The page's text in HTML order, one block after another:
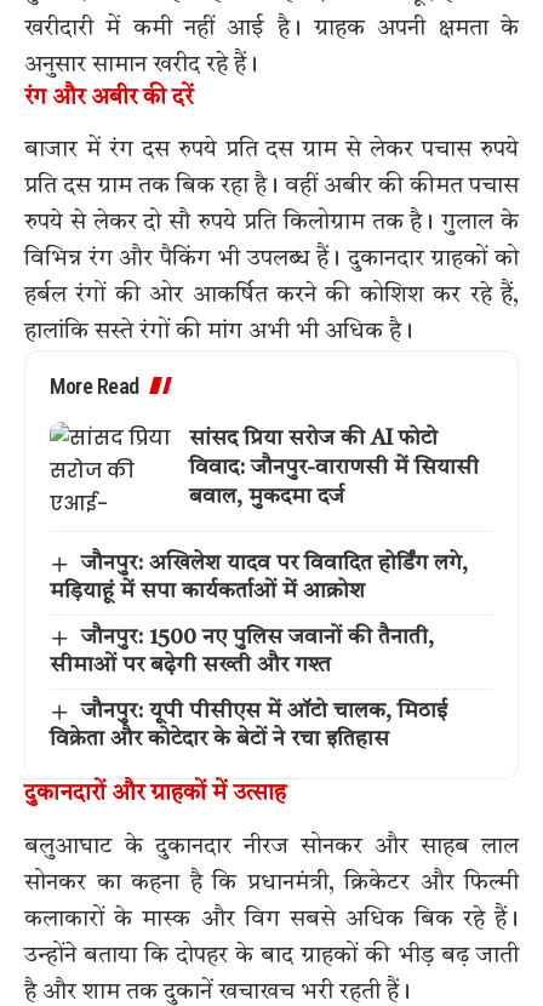
खरीदारी में कमी नहीं आई है। ग्राहक अपनी क्षमता के
अनुसार सामान खरीद रहे हैं।
रंग और अबीर की दरें
बाजार में रंग दस रुपये प्रति दस ग्राम से लेकर पचास रुपये
प्रति दस ग्राम तक बिक रहा है। वहीं अबीर की कीमत पचास
रुपये से लेकर दो सौ रुपये प्रति किलोग्राम तक है। गुलाल के
विभिन्न रंग और पैकिंग भी उपलब्ध हैं। दुकानदार ग्राहकों को
हर्बल रंगों की ओर आकर्षित करने की कोशिश कर रहे हैं,
हालांकि सस्ते रंगों की मांग अभी भी अधिक है।
More Read
सांसद प्रिया सरोज की AI फोटो
विवाद: जौनपुर-वाराणसी में सियासी
बवाल, मुकदमा दर्ज
जौनपुर: अखिलेश यादव पर विवादित होर्डिंग लगे,
मड़ियाहूं में सपा कार्यकर्ताओं में आक्रोश
जौनपुर: 1500 नए पुलिस जवानों की तैनाती,
सीमाओं पर बढ़ेगी सख्ती और गश्त
जौनपुर: यूपी पीसीएस में ऑटो चालक, मिठाई
विक्रेता और कोटेदार के बेटों ने रचा इतिहास
दुकानदारों और ग्राहकों में उत्साह
बलुआघाट के दुकानदार नीरज सोनकर और साहब लाल
सोनकर का कहना है कि प्रधानमंत्री, क्रिकेटर और फिल्मी
कलाकारों के मास्क और विग सबसे अधिक बिक रहे हैं।
उन्होंने बताया कि दोपहर के बाद ग्राहकों की भीड़ बढ़ जाती
है और शाम तक दुकानें खचाखच भरी रहती हैं।